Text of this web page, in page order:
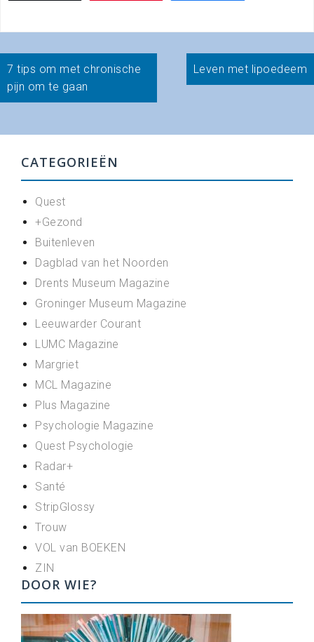
Bericht
navigatie
7 tips om met chronische
pijn om te gaan
Leven met lipoedeem
CATEGORIEËN
Quest
+Gezond
Buitenleven
Dagblad van het Noorden
Drents Museum Magazine
Groninger Museum Magazine
Leeuwarder Courant
LUMC Magazine
Margriet
MCL Magazine
Plus Magazine
Psychologie Magazine
Quest Psychologie
Radar+
Santé
StripGlossy
Trouw
VOL van BOEKEN
ZIN
DOOR WIE?